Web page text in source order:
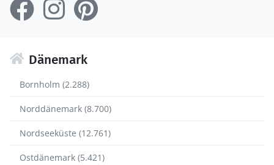
Dänemark
Bornholm (2.288)
Norddänemark (8.700)
Nordseeküste (12.761)
Ostdänemark (5.421)